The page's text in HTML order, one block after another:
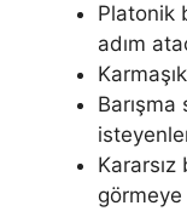
Platonik
adım
Barışma
Kararsız
görmeye